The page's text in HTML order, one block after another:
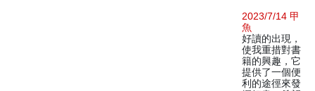
2023/7/14 甲
魚
好讀的出現，
使我重措對書
籍的興趣，它
提供了一個便
利的途徑來發